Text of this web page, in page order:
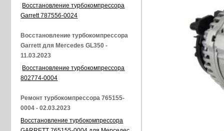
Восстановление турбокомпрессора
Garrett 787556-0024
Восстановление турбокомпрессора
Garrett для Mercedes GL350 -
11.03.2023
Восстановление турбокомпрессора
802774-0004
Ремонт турбокомпрессора 765155-
0004 - 02.03.2023
Восстановление турбокомпрессора